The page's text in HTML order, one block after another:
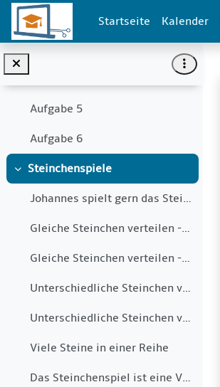
Zum Hauptinhalt
Startseite
Kalender
Aufgabe 2
Aufgabe 5
Aufgabe 6
Einklappen
Steinchenspiele
Johannes spielt gern das Steinchenspiel. Weil er e...
Gleiche Steinchen verteilen - Teil 1
Gleiche Steinchen verteilen - Teil 2
Unterschiedliche Steinchen verteilen - Teil 1
Unterschiedliche Steinchen verteilen - Teil 2
Viele Steine in einer Reihe
Das Steinchenspiel ist eine Vereinfachung des afri...